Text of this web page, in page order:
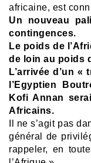
africaine, est
Un nouveau
contingences.
Le poids de
de loin au poids
L’arrivée d’un
l’Egyptien
Kofi Annan
Africains.
Il ne s’agit pas
général de
rappeler, en